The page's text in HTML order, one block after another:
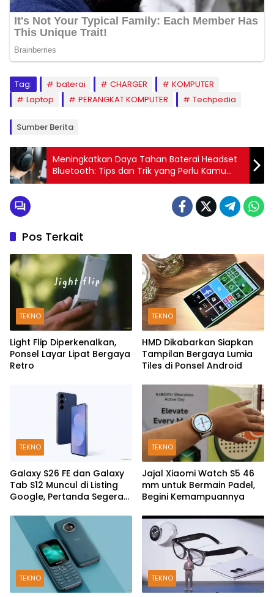
Tag: baterai CHARGER
KOMPUTER
Laptop
PERANGKAT KOMPUTER Techpedia
Sumber Berita
Meningkatkan Daya Tahan Baterai Headset
Bluetooth: Tips dan Trik yang Perlu Kamu
Ketahui
Pos Terkait
TEKNO
Light Flip Diperkenalkan,
Ponsel Layar Lipat Bergaya
Retro
TEKNO
HMD Dikabarkan Siapkan
Tampilan Bergaya Lumia
Tiles di Ponsel Android
TEKNO
Galaxy S26 FE dan Galaxy
Tab S12 Muncul di Listing
Google, Pertanda Segera
TEKNO
Jajal Xiaomi Watch S5 46
mm untuk Bermain Padel,
Begini Kemampuannya
TEKNO TEKNO